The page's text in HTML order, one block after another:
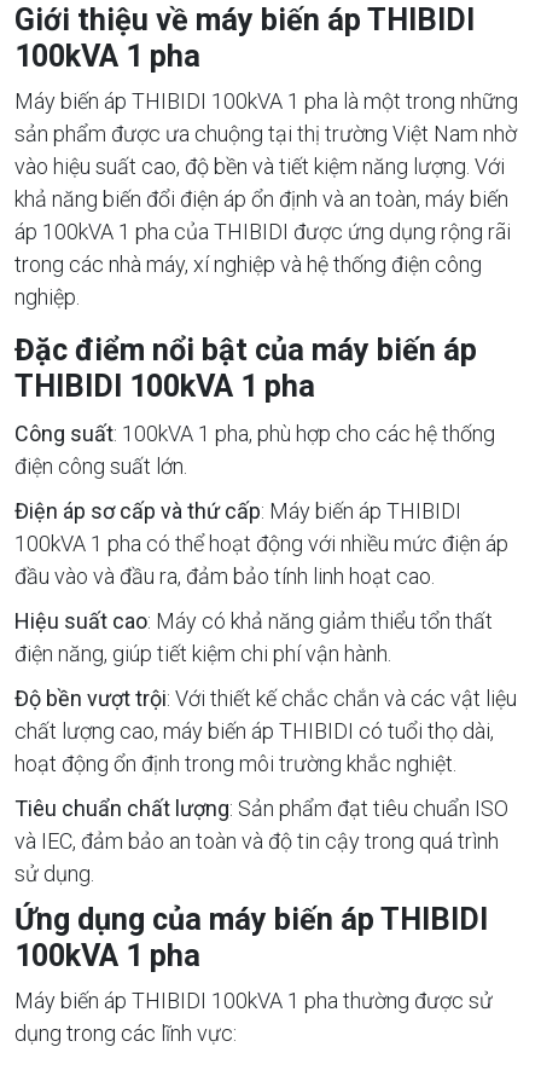
Giới thiệu về máy biến áp THIBIDI
100kVA 1 pha
Máy biến áp THIBIDI 100kVA 1 pha là một trong những
sản phẩm được ưa chuộng tại thị trường Việt Nam nhờ
vào hiệu suất cao, độ bền và tiết kiệm năng lượng. Với
khả năng biến đổi điện áp ổn định và an toàn, máy biến
áp 100kVA 1 pha của THIBIDI được ứng dụng rộng rãi
trong các nhà máy, xí nghiệp và hệ thống điện công
nghiệp.
Đặc điểm nổi bật của máy biến áp
THIBIDI 100kVA 1 pha
Công suất: 100kVA 1 pha, phù hợp cho các hệ thống
điện công suất lớn.
Điện áp sơ cấp và thứ cấp: Máy biến áp THIBIDI
100kVA 1 pha có thể hoạt động với nhiều mức điện áp
đầu vào và đầu ra, đảm bảo tính linh hoạt cao.
Hiệu suất cao: Máy có khả năng giảm thiểu tổn thất
điện năng, giúp tiết kiệm chi phí vận hành.
Độ bền vượt trội: Với thiết kế chắc chắn và các vật liệu
chất lượng cao, máy biến áp THIBIDI có tuổi thọ dài,
hoạt động ổn định trong môi trường khắc nghiệt.
Tiêu chuẩn chất lượng: Sản phẩm đạt tiêu chuẩn ISO
và IEC, đảm bảo an toàn và độ tin cậy trong quá trình
sử dụng.
Ứng dụng của máy biến áp THIBIDI
100kVA 1 pha
Máy biến áp THIBIDI 100kVA 1 pha thường được sử
dụng trong các lĩnh vực: